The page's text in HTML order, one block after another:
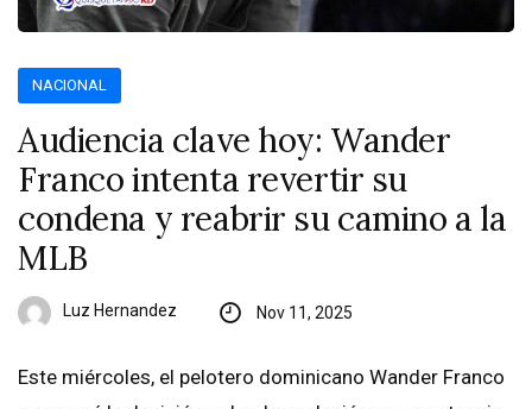
NACIONAL
Audiencia clave hoy: Wander
Franco intenta revertir su
condena y reabrir su camino a la
MLB
Luz Hernandez Nov 11, 2025
Este miércoles, el pelotero dominicano Wander Franco